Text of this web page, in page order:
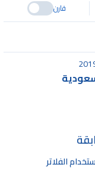
قارن
الفلاتر